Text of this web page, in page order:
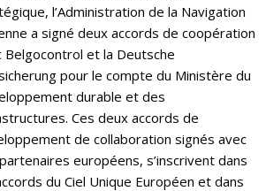
l’Administration de la Navigation
a signé deux accords de coopération
Belgocontrol et la Deutsche
pour le compte du Ministère du
durable et des
Ces deux accords de
de collaboration signés avec
européens, s’inscrivent dans
du Ciel Unique Européen et dans